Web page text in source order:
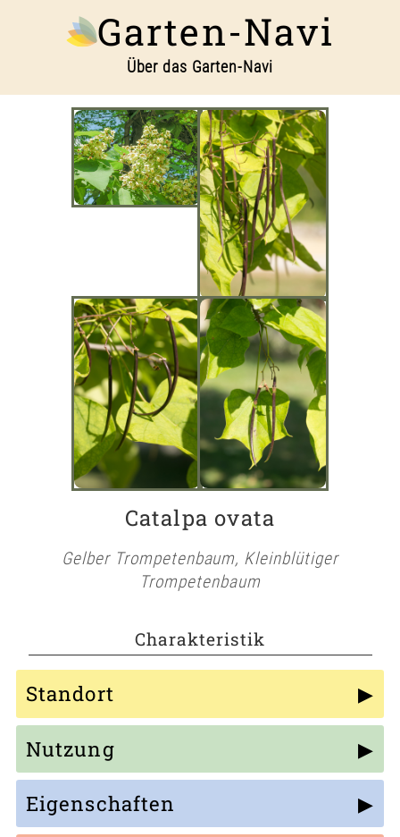
Garten-Navi
Über das Garten-Navi
Catalpa ovata
Gelber Trompetenbaum, Kleinblütiger
Trompetenbaum
Charakteristik
Standort
Nutzung
Eigenschaften